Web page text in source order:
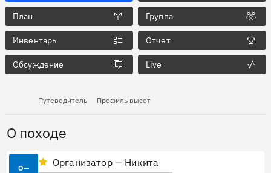
План Группа
Инвентарь Отчет
Обсуждение Live
Путеводитель Профиль высот
О походе
О— Организатор — Никита